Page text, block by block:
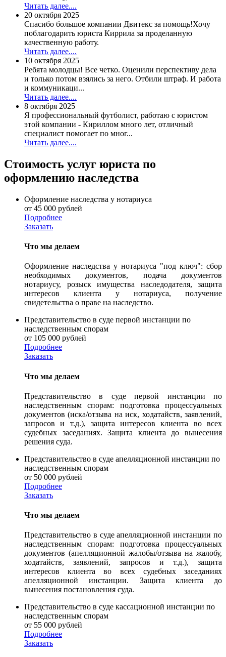
Читать далее....
20 октября 2025
Спасибо большое компании Двитекс за помощь!Хочу
поблагодарить юриста Киррила за проделанную
качественную работу.
Читать далее....
10 октября 2025
Ребята молодцы! Все четко. Оценили перспективу дела
и только потом взялись за него. Отбили штраф. И работа
и коммуникаци...
Читать далее....
8 октября 2025
Я профессиональный футболист, работаю с юристом
этой компании - Кириллом много лет, отличный
специалист помогает по мног...
Читать далее....
Стоимость услуг юриста по
оформлению наследства
Оформление наследства у нотариуса
от 45 000 рублей
Подробнее
Заказать
Что мы делаем
Оформление наследства у нотариуса "под ключ": сбор
необходимых документов, подача документов
нотариусу, розыск имущества наследодателя, защита
интересов клиента у нотариуса, получение
свидетельства о праве на наследство.
Представительство в суде первой инстанции по
наследственным спорам
от 105 000 рублей
Подробнее
Заказать
Что мы делаем
Представительство в суде первой инстанции по
наследственным спорам: подготовка процессуальных
документов (иска/отзыва на иск, ходатайств, заявлений,
запросов и т.д.), защита интересов клиента во всех
судебных заседаниях. Защита клиента до вынесения
решения суда.
Представительство в суде апелляционной инстанции по
наследственным спорам
от 50 000 рублей
Подробнее
Заказать
Что мы делаем
Представительство в суде апелляционной инстанции по
наследственным спорам: подготовка процессуальных
документов (апелляционной жалобы/отзыва на жалобу,
ходатайств, заявлений, запросов и т.д.), защита
интересов клиента во всех судебных заседаниях
апелляционной инстанции. Защита клиента до
вынесения постановления суда.
Представительство в суде кассационной инстанции по
наследственным спорам
от 55 000 рублей
Подробнее
Заказать